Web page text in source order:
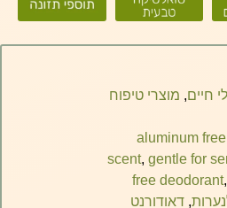
חיים, מוצרי טיפוח
aluminum
scent, gentle for
free deodorant,
, דאודורנט